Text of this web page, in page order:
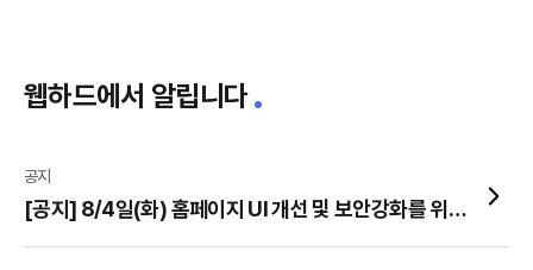
웹하드에서 알립니다
공지
[공지] 8/4일(화) 홈페이지 UI 개선 및 보안강화를 위한